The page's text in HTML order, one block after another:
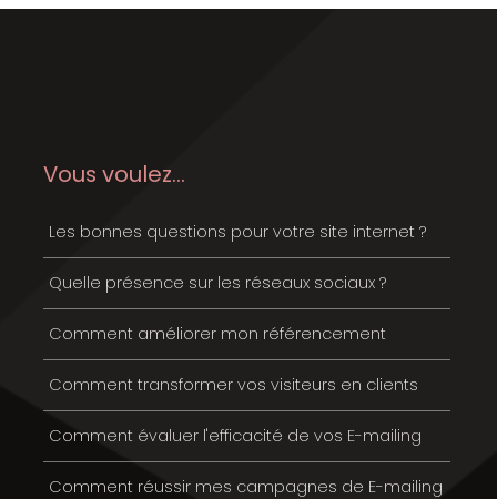
Vous voulez...
Les bonnes questions pour votre site internet ?
Quelle présence sur les réseaux sociaux ?
Comment améliorer mon référencement
Comment transformer vos visiteurs en clients
Comment évaluer l'efficacité de vos E-mailing
Comment réussir mes campagnes de E-mailing